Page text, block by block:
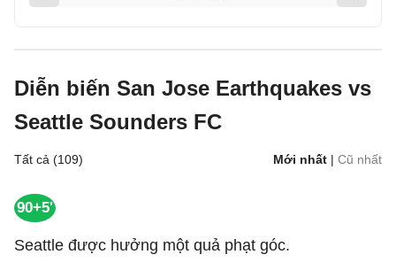
Diễn biến San Jose Earthquakes vs
Seattle Sounders FC
Tất cả (109) Mới nhất | Cũ nhất
90+5'
Seattle được hưởng một quả phạt góc.